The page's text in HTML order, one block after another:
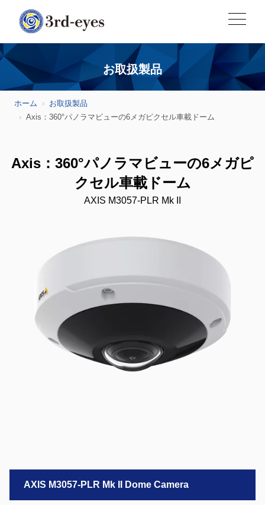
お取扱製品
ホーム
お取扱製品
Axis：360°パノラマビューの6メガピクセル車載ドーム
Axis：360°パノラマビューの6メガピ
クセル車載ドーム
AXIS M3057-PLR Mk II
AXIS M3057-PLR Mk II Dome Camera